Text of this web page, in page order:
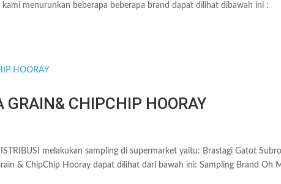
menurunkan beberapa beberapa brand dapat dilihat dibawah ini :
CHIPCHIP HOORAY
melakukan sampling di supermarket yaitu: Brastagi Gatot
& ChipChip Hooray dapat dilihat dari bawah ini: Sampling Brand Oh